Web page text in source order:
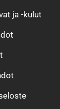
ja -kulut